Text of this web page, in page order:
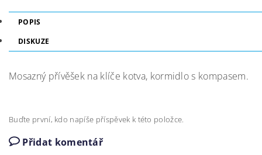
POPIS
DISKUZE
Mosazný přívěšek na klíče kotva, kormidlo s kompasem.
Buďte první, kdo napíše příspěvek k této položce.
Přidat komentář